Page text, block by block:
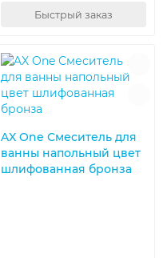
Быстрый заказ
AX One Смеситель для
ванны напольный цвет
шлифованная бронза